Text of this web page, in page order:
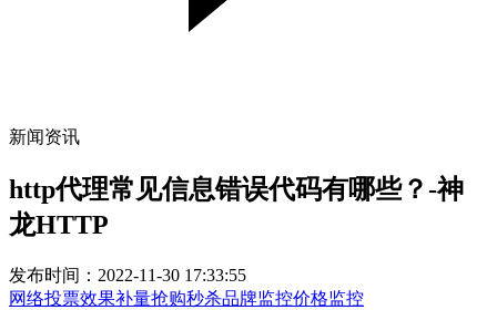
新闻资讯
http代理常见信息错误代码有哪些？-神
龙HTTP
发布时间：2022-11-30 17:33:55
网络投票效果补量抢购秒杀品牌监控价格监控